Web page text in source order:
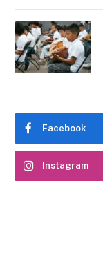
Facebook
Instagram